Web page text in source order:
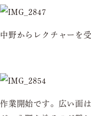
中野からレクチャーを
作業開始です。広い面